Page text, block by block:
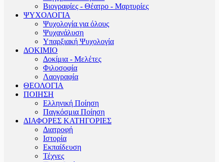
Βιογραφίες - Θέατρο - Μαρτυρίες
ΨΥΧΟΛΟΓΙΑ
Ψυχολογία για όλους
Ψυχανάλυση
Υπαρξιακή Ψυχολογία
ΔΟΚΙΜΙΟ
Δοκίμια - Μελέτες
Φιλοσοφία
Λαογραφία
ΘΕΟΛΟΓΙΑ
ΠΟΙΗΣΗ
Ελληνική Ποίηση
Παγκόσμια Ποίηση
ΔΙΑΦΟΡΕΣ ΚΑΤΗΓΟΡΙΕΣ
Διατροφή
Ιστορία
Εκπαίδευση
Τέχνες